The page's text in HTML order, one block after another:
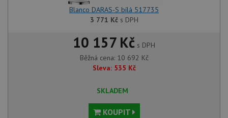
Blanco DARAS-S bílá 517735
3 771 Kčs DPH
10 157 Kč s DPH
Běžná cena: 10 692 Kč
Sleva: 535 Kč
SKLADEM
KOUPIT